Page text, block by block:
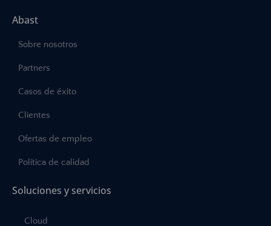
Abast
Sobre nosotros
Partners
Casos de éxito
Clientes
Ofertas de empleo
Política de calidad
Soluciones y servicios
Cloud